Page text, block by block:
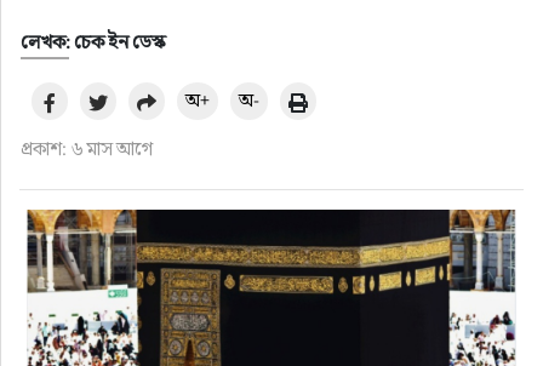
বিদেশযাত্রা
প্রবাস
হজ-ওমরাহ
ভিডিও
লেখক: চেক ইন ডেস্ক
প্রকাশ: ৬ মাস আগে
অ+ অ-